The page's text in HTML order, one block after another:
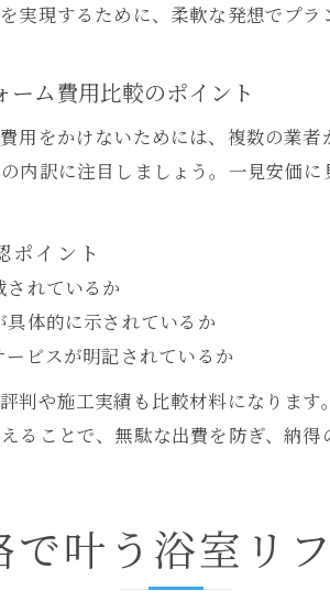
実現するために、柔軟な発想でプラ
ム費用比較のポイント
用をかけないためには、複数の業
内訳に注目しましょう。一見安価
ポイント
されているか
体的に示されているか
ビスが明記されているか
判や施工実績も比較材料になりま
ることで、無駄な出費を防ぎ、納得
で叶う浴室リ